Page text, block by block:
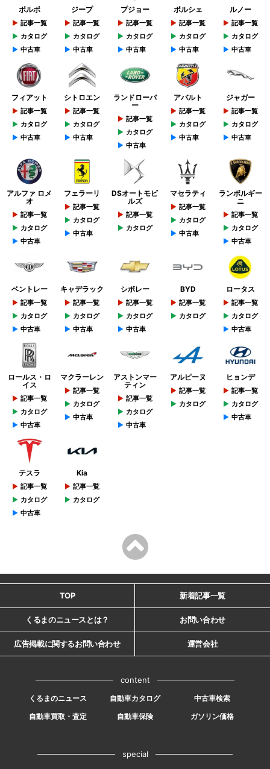
ボルボ
記事一覧
カタログ
中古車
ジープ
記事一覧
カタログ
中古車
プジョー
記事一覧
カタログ
中古車
ポルシェ
記事一覧
カタログ
中古車
ルノー
記事一覧
カタログ
中古車
フィアット
記事一覧
カタログ
中古車
シトロエン
記事一覧
カタログ
中古車
ランドローバ
ー
記事一覧
カタログ
中古車
アバルト
記事一覧
カタログ
中古車
ジャガー
記事一覧
カタログ
中古車
アルファ ロメ
オ
記事一覧
カタログ
中古車
フェラーリ
記事一覧
カタログ
中古車
DSオートモビ
ルズ
記事一覧
カタログ
マセラティ
記事一覧
カタログ
中古車
ランボルギー
ニ
記事一覧
カタログ
中古車
ベントレー
記事一覧
カタログ
中古車
キャデラック
記事一覧
カタログ
中古車
シボレー
記事一覧
カタログ
中古車
BYD
記事一覧
カタログ
ロータス
記事一覧
カタログ
中古車
ロールス・ロ
イス
記事一覧
カタログ
中古車
マクラーレン
記事一覧
カタログ
中古車
アストンマー
ティン
記事一覧
カタログ
中古車
アルピーヌ
記事一覧
カタログ
ヒョンデ
記事一覧
カタログ
中古車
テスラ
記事一覧
カタログ
中古車
Kia
記事一覧
カタログ
TOP 新着記事一覧
くるまのニュースとは？ お問い合わせ
広告掲載に関するお問い合わせ 運営会社
content
くるまのニュース 自動車カタログ
中古車検索
自動車買取・査定
自動車保険 ガソリン価格
special